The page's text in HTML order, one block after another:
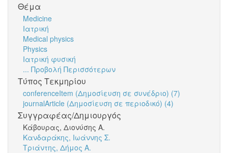
Θέμα
Medicine
Ιατρική
Medical physics
Physics
Ιατρική φυσική
... Προβολή Περισσότερων
Τύπος Τεκμηρίου
conferenceItem (Δημοσίευση σε συνέδριο) (7)
journalArticle (Δημοσίευση σε περιοδικό) (4)
Συγγραφέας/Δημιουργός
Κάβουρας, Διονύσης Α.
Κανδαράκης, Ιωάννης Σ.
Τριάντης, Δήμος Α.